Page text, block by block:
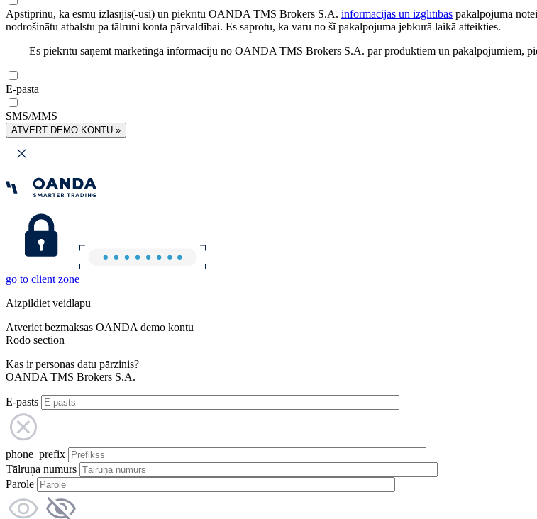
Apstiprinu, ka esmu izlasījis(-usi) un piekrītu OANDA TMS Brokers S.A. informācijas un izglītības pakalpojuma
nodrošinātu atbalstu pa tālruni konta pārvaldībai. Es saprotu, ka varu no šī pakalpojuma jebkurā laikā atteikties.
Es piekrītu saņemt mārketinga informāciju no OANDA TMS Brokers S.A. par produktiem un pakalpojumiem,
E-pasta
SMS/MMS
ATVĒRT DEMO KONTU »
go to client zone
Aizpildiet veidlapu
Atveriet bezmaksas OANDA demo kontu
Rodo section
Kas ir personas datu pārzinis?
OANDA TMS Brokers S.A.
E-pasts
phone_prefix
Tālruņa numurs
Parole